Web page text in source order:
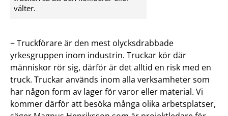
välter.
− Truckförare är den mest olycksdrabbade
yrkesgruppen inom industrin. Truckar kör där
människor rör sig, därför är det alltid en risk med en
truck. Truckar används inom alla verksamheter som
har någon form av lager för varor eller material. Vi
kommer därför att besöka många olika arbetsplatser,